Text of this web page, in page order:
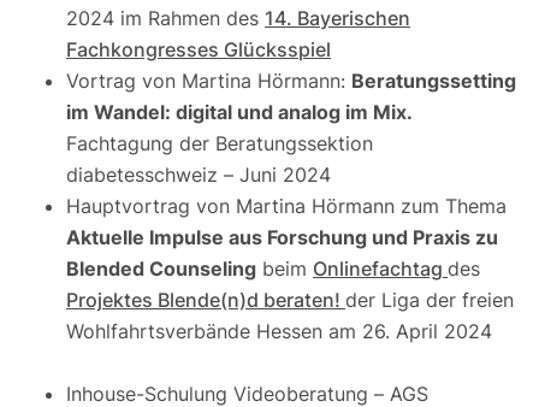
2024 im Rahmen des 14. Bayerischen
Fachkongresses Glücksspiel
Vortrag von Martina Hörmann: Beratungssetting
im Wandel: digital und analog im Mix.
Fachtagung der Beratungssektion
diabetesschweiz – Juni 2024
Hauptvortrag von Martina Hörmann zum Thema
Aktuelle Impulse aus Forschung und Praxis zu
Blended Counseling beim Onlinefachtag des
Projektes Blende(n)d beraten! der Liga der freien
Wohlfahrtsverbände Hessen am 26. April 2024
Inhouse-Schulung Videoberatung – AGS